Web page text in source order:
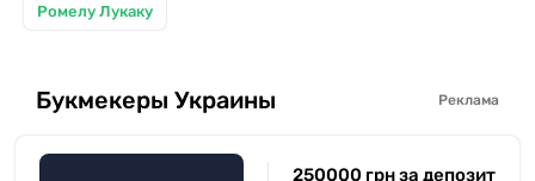
Ромелу Лукаку
Букмекеры Украины Реклама
250000 грн за депозит